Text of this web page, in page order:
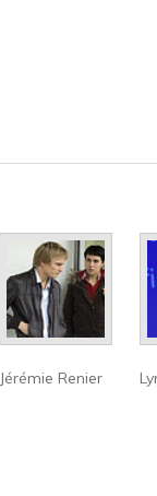
Jérémie Renier